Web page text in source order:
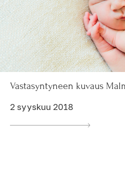
Vastasyntyneen kuvaus
2 syyskuu 2018